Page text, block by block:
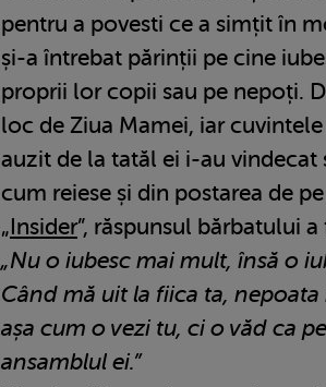
pentru a povesti ce a simțit în
și-a întrebat părinții pe cine
proprii lor copii sau pe nepoți.
loc de Ziua Mamei, iar
auzit de la tatăl ei i-au vindecat
cum reiese și din postarea de
„Insider”, răspunsul bărbatului
„Nu o iubesc mai mult, însă o
Când mă uit la fiica ta,
așa cum o vezi tu, ci o văd ca
ansamblul ei.”